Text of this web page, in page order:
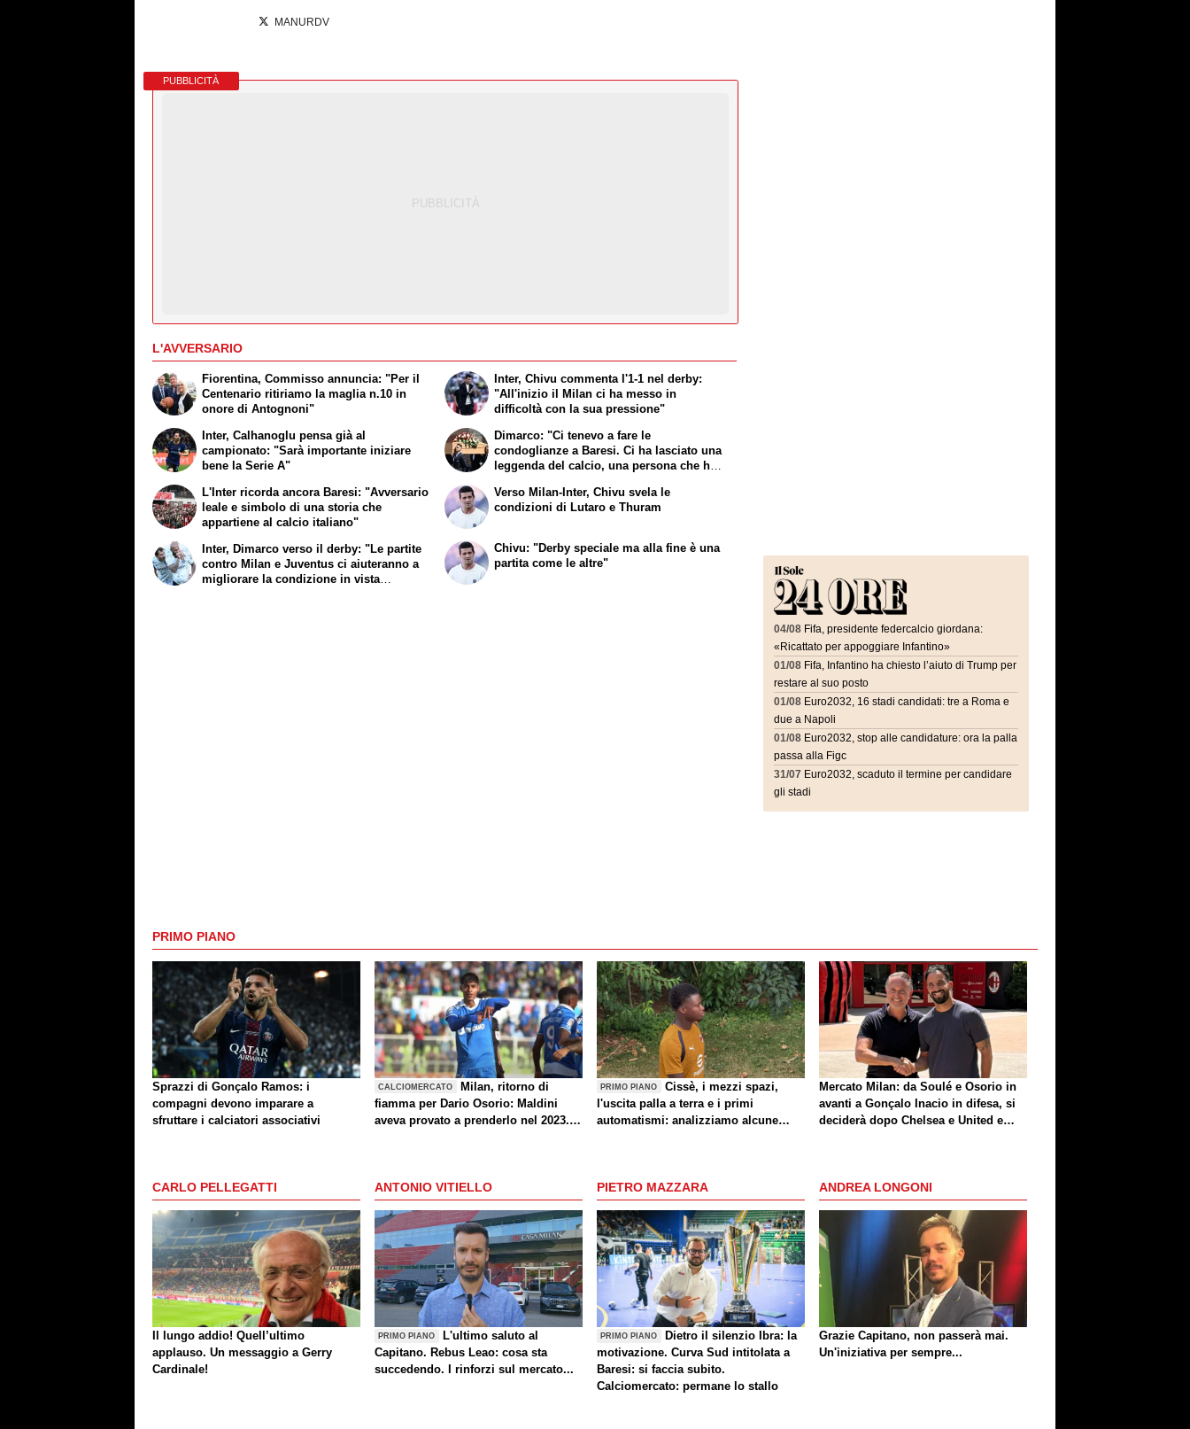
MANURDV
PUBBLICITÀ
L'AVVERSARIO
Fiorentina, Commisso annuncia: "Per il
Centenario ritiriamo la maglia n.10 in
onore di Antognoni"
Inter, Calhanoglu pensa già al
campionato: "Sarà importante iniziare
bene la Serie A"
Inter, Chivu commenta l'1-1 nel derby:
"All'inizio il Milan ci ha messo in
difficoltà con la sua pressione"
Dimarco: "Ci tenevo a fare le
condoglianze a Baresi. Ci ha lasciato una
leggenda del calcio, una persona che ha
L'Inter ricorda ancora Baresi: "Avversario
leale e simbolo di una storia che
appartiene al calcio italiano"
Inter, Dimarco verso il derby: "Le partite
contro Milan e Juventus ci aiuteranno a
migliorare la condizione in vista
Verso Milan-Inter, Chivu svela le
condizioni di Lutaro e Thuram
Chivu: "Derby speciale ma alla fine è una
partita come le altre"
04/08 Fifa, presidente federcalcio giordana:
«Ricattato per appoggiare Infantino»
01/08 Fifa, Infantino ha chiesto l’aiuto di Trump per
restare al suo posto
01/08 Euro2032, 16 stadi candidati: tre a Roma e
due a Napoli
01/08 Euro2032, stop alle candidature: ora la palla
passa alla Figc
31/07 Euro2032, scaduto il termine per candidare
gli stadi
PRIMO PIANO
Sprazzi di Gonçalo Ramos: i
compagni devono imparare a
sfruttare i calciatori associativi
CALCIOMERCATO
Milan, ritorno di
fiamma per Dario Osorio: Maldini
aveva provato a prenderlo nel 2023.
PRIMO PIANO
Cissè, i mezzi spazi,
l'uscita palla a terra e i primi
automatismi: analizziamo alcune
Mercato Milan: da Soulé e Osorio in
avanti a Gonçalo Inacio in difesa, si
deciderà dopo Chelsea e United e
CARLO PELLEGATTI
Il lungo addio! Quell’ultimo
applauso. Un messaggio a Gerry
Cardinale!
ANTONIO VITIELLO
PRIMO PIANO
L'ultimo saluto al
Capitano. Rebus Leao: cosa sta
succedendo. I rinforzi sul mercato...
PIETRO MAZZARA
PRIMO PIANO
Dietro il silenzio Ibra: la
motivazione. Curva Sud intitolata a
Baresi: si faccia subito.
Calciomercato: permane lo stallo
ANDREA LONGONI
Grazie Capitano, non passerà mai.
Un'iniziativa per sempre...